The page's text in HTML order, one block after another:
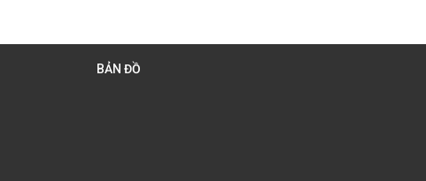
BẢN ĐỒ